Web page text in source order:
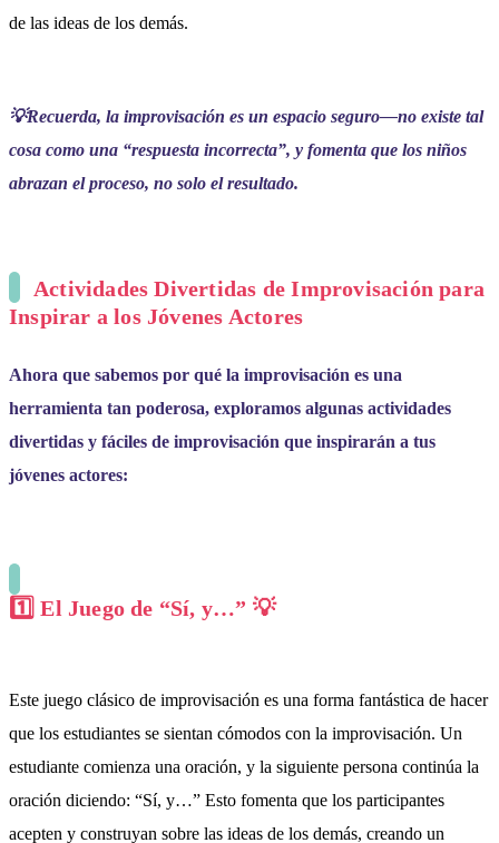
de las ideas de los demás.
💡Recuerda, la improvisación es un espacio seguro—no existe tal
cosa como una “respuesta incorrecta”, y fomenta que los niños
abrazan el proceso, no solo el resultado.
Actividades Divertidas de Improvisación para
Inspirar a los Jóvenes Actores
Ahora que sabemos por qué la improvisación es una
herramienta tan poderosa, exploramos algunas actividades
divertidas y fáciles de improvisación que inspirarán a tus
jóvenes actores:
1️⃣ El Juego de “Sí, y…” 💡
Este juego clásico de improvisación es una forma fantástica de hacer
que los estudiantes se sientan cómodos con la improvisación. Un
estudiante comienza una oración, y la siguiente persona continúa la
oración diciendo: “Sí, y…” Esto fomenta que los participantes
acepten y construyan sobre las ideas de los demás, creando un